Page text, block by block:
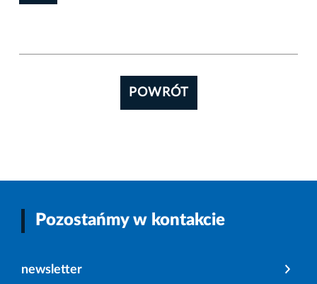
POWRÓT
Pozostańmy w kontakcie
newsletter